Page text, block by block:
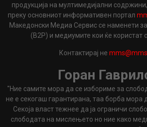
продукција на мултимедијални
преку основниот информативен портал
Македонски Медиа Сервис се наменети
(B2P) и медиумите кои ќе користат
Контактирај не
Горан
"Ние самите мора да се избориме за
не е секогаш гарантирана, таа борба мора
Секоја власт тежнее да ја ограничи
слободата на мислењето но ние како